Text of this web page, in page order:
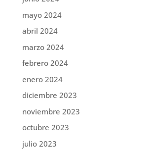
mayo 2024
abril 2024
marzo 2024
febrero 2024
enero 2024
diciembre 2023
noviembre 2023
octubre 2023
julio 2023